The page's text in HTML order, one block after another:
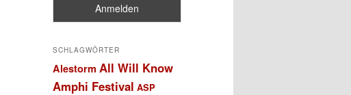
SCHLAGWÖRTER
Alestorm All Will Know
Amphi Festival ASP